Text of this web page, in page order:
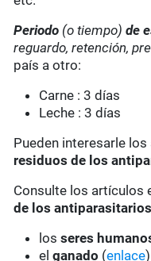
Periodo (o tiempo)de
reguardo, retención,
país a otro:
Carne : 3 días
Leche : 3 días
Pueden interesarle
residuos de los
Consulte los artículos
de los antiparasitarios
losseres
elganado (enlace)